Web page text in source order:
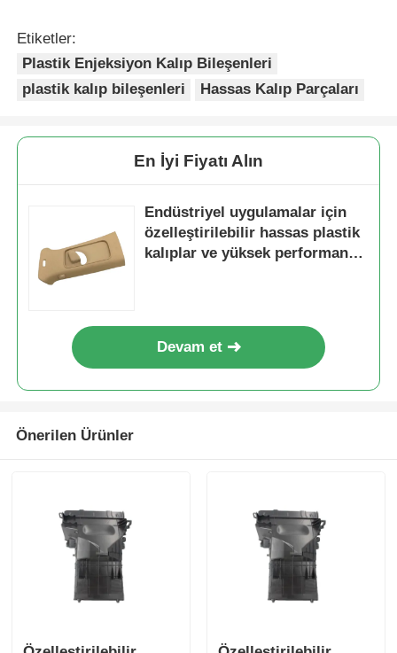
Ürünler
Hakkımızda
Fabrika turu
Bize ulaşın
Haberler
Etiketler:
Plastik Enjeksiyon Kalıp Bileşenleri
plastik kalıp bileşenleri
Hassas Kalıp Parçaları
En İyi Fiyatı Alın
Endüstriyel uygulamalar için
özelleştirilebilir hassas plastik
kalıplar ve yüksek performanslı
Devam et
Önerilen Ürünler